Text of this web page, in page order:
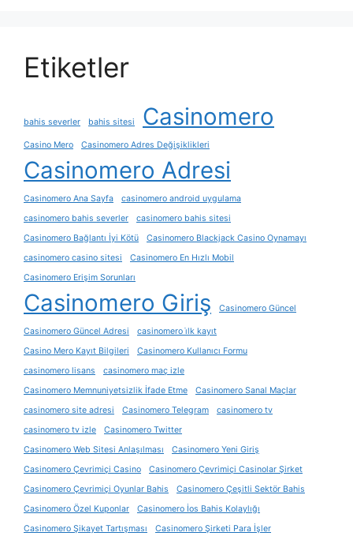
Etiketler
bahis severler bahis sitesi Casinomero
Casino Mero Casinomero Adres Değişiklikleri
Casinomero Adresi
Casinomero Ana Sayfa
casinomero android uygulama
casinomero bahis severler
casinomero bahis sitesi
Casinomero Bağlantı İyi Kötü
Casinomero Blackjack Casino Oynamayı
casinomero casino sitesi
Casinomero En Hızlı Mobil
Casinomero Erişim Sorunları
Casinomero Giriş Casinomero Güncel
Casinomero Güncel Adresi
casinomero i̇lk kayıt
Casino Mero Kayıt Bilgileri
Casinomero Kullanıcı Formu
casinomero lisans
casinomero maç izle
Casinomero Memnuniyetsizlik İfade Etme
Casinomero Sanal Maçlar
casinomero site adresi
Casinomero Telegram
casinomero tv
casinomero tv izle
Casinomero Twitter
Casinomero Web Sitesi Anlaşılması
Casinomero Yeni Giriş
Casinomero Çevrimiçi Casino
Casinomero Çevrimiçi Casinolar Şirket
Casinomero Çevrimiçi Oyunlar Bahis
Casinomero Çeşitli Sektör Bahis
Casinomero Özel Kuponlar
Casinomero İos Bahis Kolaylığı
Casinomero Şikayet Tartışması
Casinomero Şirketi Para İşler